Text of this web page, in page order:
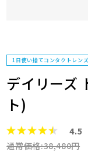
1日使い捨てコンタクトレンズ
デイリーズ
ト)
4.5
通常価格:38,480円